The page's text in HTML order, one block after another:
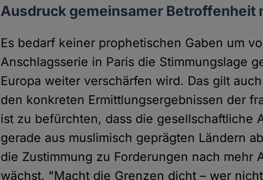
Ausdruck gemeinsamer Betroffenheit
Es bedarf keiner prophetischen Gaben um
Anschlagsserie in Paris die Stimmungslage
Europa weiter verschärfen wird. Das gilt
den konkreten Ermittlungsergebnissen der
ist zu befürchten, dass die gesellschaftliche
gerade aus muslimisch geprägten Ländern
die Zustimmung zu Forderungen nach mehr
wächst. "Macht die Grenzen dicht – wer